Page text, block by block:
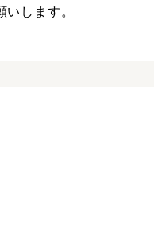
します。